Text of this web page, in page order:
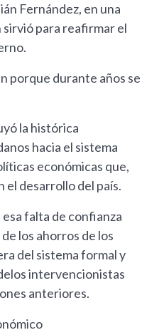
Fernández, en una
para reafirmar el
porque durante años se
la histórica
hacia el sistema
económicas que,
desarrollo del país.
falta de confianza
los ahorros de los
del sistema formal y
intervencionistas
anteriores.